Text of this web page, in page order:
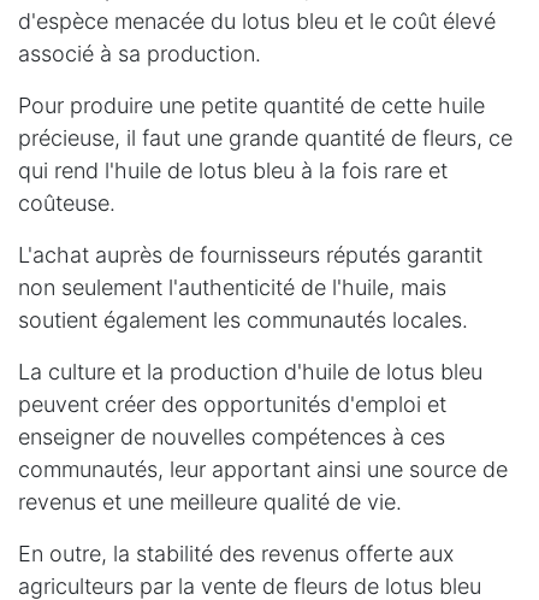
d'espèce menacée du lotus bleu et le coût élevé
associé à sa production.
Pour produire une petite quantité de cette huile
précieuse, il faut une grande quantité de fleurs, ce
qui rend l'huile de lotus bleu à la fois rare et
coûteuse.
L'achat auprès de fournisseurs réputés garantit
non seulement l'authenticité de l'huile, mais
soutient également les communautés locales.
La culture et la production d'huile de lotus bleu
peuvent créer des opportunités d'emploi et
enseigner de nouvelles compétences à ces
communautés, leur apportant ainsi une source de
revenus et une meilleure qualité de vie.
En outre, la stabilité des revenus offerte aux
agriculteurs par la vente de fleurs de lotus bleu